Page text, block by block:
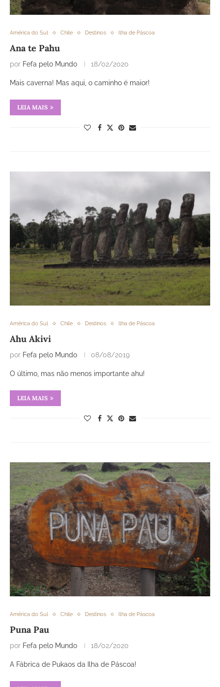
América do Sul Chile Destinos Ilha de Páscoa
Ana te Pahu
por Fefa pelo Mundo 18/02/2020
Mais caverna! Mas aqui, o caminho é maior!
LEIA MAIS
América do Sul Chile Destinos Ilha de Páscoa
Ahu Akivi
por Fefa pelo Mundo 08/08/2019
O último, mas não menos importante ahu!
LEIA MAIS
América do Sul Chile Destinos Ilha de Páscoa
Puna Pau
por Fefa pelo Mundo 18/02/2020
A Fábrica de Pukaos da Ilha de Páscoa!